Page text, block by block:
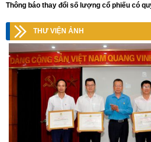
Thông báo thay đổi số lượng cổ phiếu có
THƯ VIỆN ẢNH